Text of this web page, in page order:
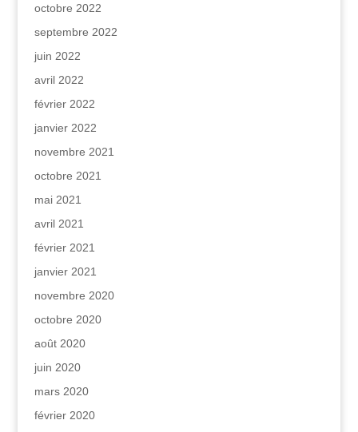
octobre 2022
septembre 2022
juin 2022
avril 2022
février 2022
janvier 2022
novembre 2021
octobre 2021
mai 2021
avril 2021
février 2021
janvier 2021
novembre 2020
octobre 2020
août 2020
juin 2020
mars 2020
février 2020